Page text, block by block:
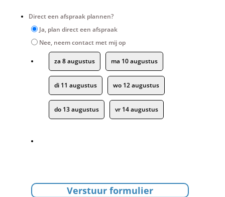
Direct een afspraak plannen?
Ja, plan direct een afspraak
Nee, neem contact met mij op
za 8 augustus ma 10 augustus
di 11 augustus wo 12 augustus
do 13 augustus vr 14 augustus